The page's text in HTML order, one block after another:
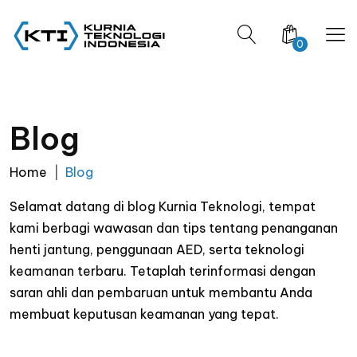
0
Blog
Home Blog
Selamat datang di blog Kurnia Teknologi, tempat
kami berbagi wawasan dan tips tentang penanganan
henti jantung, penggunaan AED, serta teknologi
keamanan terbaru. Tetaplah terinformasi dengan
saran ahli dan pembaruan untuk membantu Anda
membuat keputusan keamanan yang tepat.